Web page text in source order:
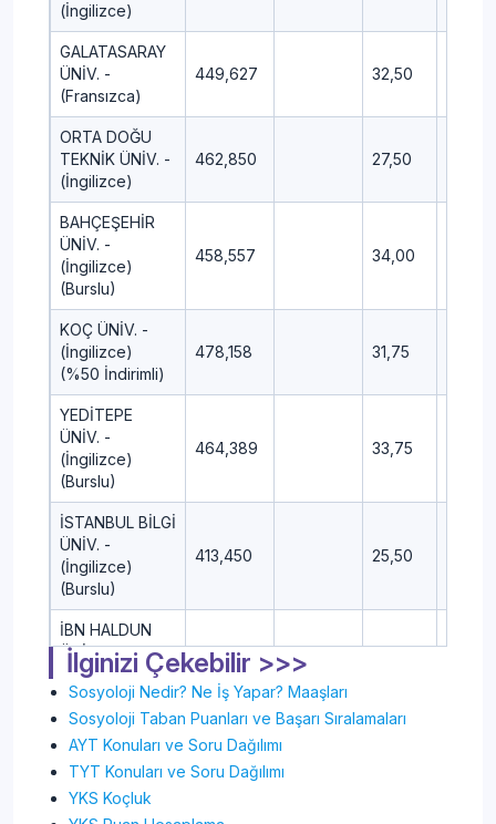
(İngilizce)
GALATASARAY
ÜNİV. -
(Fransızca)
449,627 32,50
ORTA DOĞU
TEKNİK ÜNİV. -
(İngilizce)
462,850 27,50
BAHÇEŞEHİR
ÜNİV. -
(İngilizce)
(Burslu)
458,557 34,00
KOÇ ÜNİV. -
(İngilizce)
(%50 İndirimli)
478,158 31,75
YEDİTEPE
ÜNİV. -
(İngilizce)
(Burslu)
464,389 33,75
İSTANBUL BİLGİ
ÜNİV. -
(İngilizce)
(Burslu)
413,450 25,50
İBN HALDUN
ÜNİV. -
(İngilizce)
(Burslu)
418,030
İZMİR
-(İngilizce)
(Burslu)
486,910
İlginizi Çekebilir >>>
Sosyoloji Nedir? Ne İş Yapar? Maaşları
Sosyoloji Taban Puanları ve Başarı Sıralamaları
AYT Konuları ve Soru Dağılımı
TYT Konuları ve Soru Dağılımı
YKS Koçluk